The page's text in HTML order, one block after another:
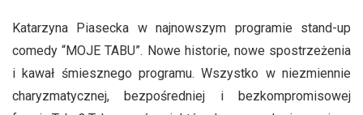
Katarzyna Piasecka w najnowszym programie stand-up
comedy “MOJE TABU”. Nowe historie, nowe spostrzeżenia
i kawał śmiesznego programu. Wszystko w niezmiennie
charyzmatycznej, bezpośredniej i bezkompromisowej